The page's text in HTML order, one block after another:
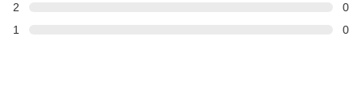
2
0
1
0